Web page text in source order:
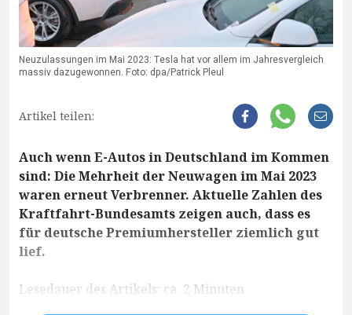
Neuzulassungen im Mai 2023: Tesla hat vor allem im Jahresvergleich
massiv dazugewonnen. Foto: dpa/Patrick Pleul
Artikel teilen:
Auch wenn E-Autos in Deutschland im Kommen
sind: Die Mehrheit der Neuwagen im Mai 2023
waren erneut Verbrenner. Aktuelle Zahlen des
Kraftfahrt-Bundesamts zeigen auch, dass es
für deutsche Premiumhersteller ziemlich gut
lief.
Lesedauer des Artikels: ca. 2 Minuten